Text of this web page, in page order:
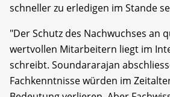
schneller zu erledigen im Stande
"Der Schutz des Nachwuchses an
wertvollen Mitarbeitern liegt im
schreibt. Soundararajan
Fachkenntnisse würden im